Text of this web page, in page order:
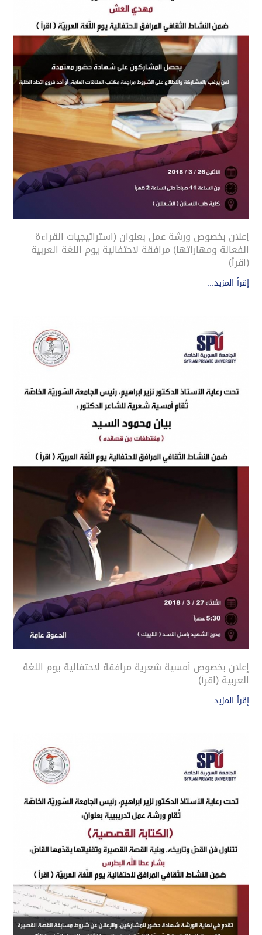
إعلان بخصوص ورشة عمل بعنوان (استراتيجيات القراءة
الفعالة ومهاراتها) مرافقة لاحتفالية يوم اللغة العربية
(اقرأ)
إقرأ المزيد...
إعلان بخصوص أمسية شعرية مرافقة لاحتفالية يوم اللغة
العربية (اقرأ)
إقرأ المزيد...